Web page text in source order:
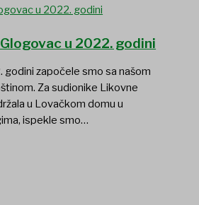
u 2022. godini
započele smo sa našom
Za sudionike Likovne
u Lovačkom domu u
ispekle smo…